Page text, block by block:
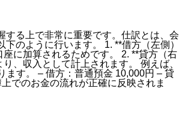
る上で非常に重要です。仕訳とは、会
のように行います。 1. **借方（左側）
に加算されるためです。 2. **貸方（右
、収入として計上されます。 例えば、
ます。 – 借方：普通預金 10,000円 – 貸
でのお金の流れが正確に反映されま